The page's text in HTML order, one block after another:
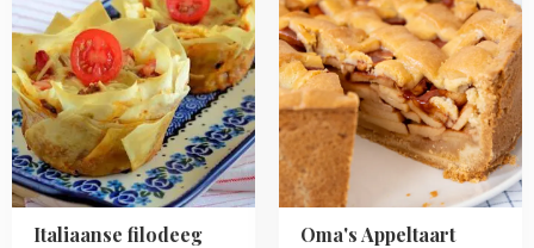
Italiaanse filodeeg
Italiaanse
filodeeg
quiches
Oma's Appeltaart
Oma's
Appeltaart